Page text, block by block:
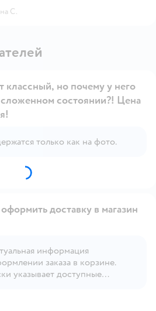
С.
но почему у него
состоянии?! Цена
только как на фото.
Открыть вопрос
доставку в магазин
информация
заказа в корзине.
указывает доступные